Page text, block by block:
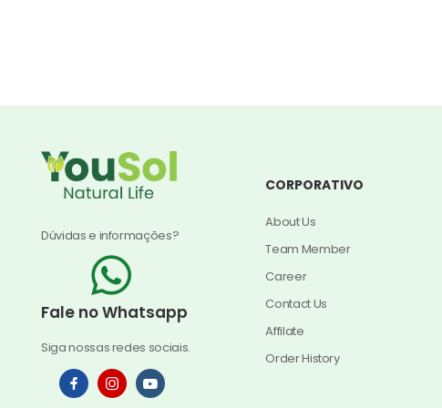
Dúvidas e informações?
Fale no Whatsapp
Siga nossas redes sociais.
CORPORATIVO
About Us
Team Member
Career
Contact Us
Affilate
Order History